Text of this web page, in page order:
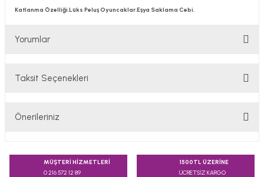
Katlanma Özelliği.Lüks Peluş Oyuncaklar.Eşya Saklama Cebi.
Yorumlar
Taksit Seçenekleri
Önerileriniz
konularda yetersiz gördüğünüz noktaları öneri formunu
kullanarak tarafımıza iletebilirsiniz.
MÜŞTERİ HİZMETLERİ
0 216 572 12 89
1500TL ÜZERİNE
ÜCRETSİZ KARGO